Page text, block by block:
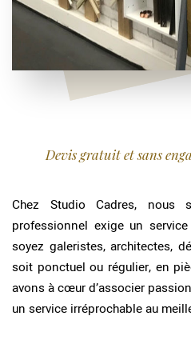
Devis gratuit et sans
Chez Studio Cadres,
professionnel exige un
soyez galeristes, architectes,
soit ponctuel ou régulier, en
avons à cœur d’associer
un service irréprochable au